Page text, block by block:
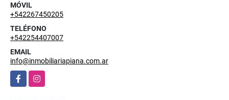
MÓVIL
+542267450205
TELÉFONO
+542254407007
EMAIL
info@inmobiliariapiana.com.ar
FacebookInstagram